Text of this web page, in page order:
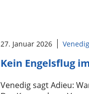
27. Januar 2026
Kein Engelsflug
Venedig sagt Adieu: